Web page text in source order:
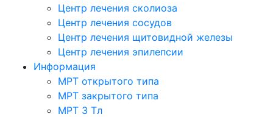
Центр лечения сколиоза
Центр лечения сосудов
Центр лечения щитовидной железы
Центр лечения эпилепсии
Информация
МРТ открытого типа
МРТ закрытого типа
МРТ 3 Тл